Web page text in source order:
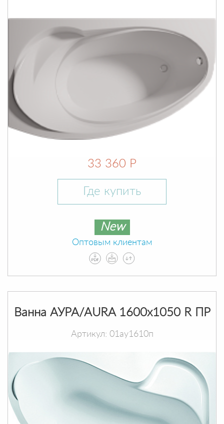
33 360 Р
Где купить
New
Оптовым клиентам
Ванна АУРА/AURA 1600х1050 R ПР
Артикул: 01ау1610п